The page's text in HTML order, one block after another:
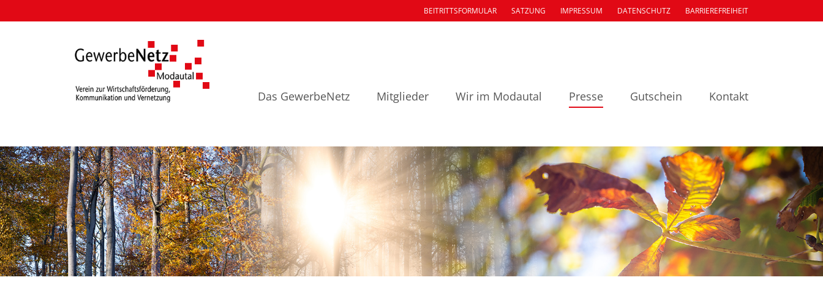
überspringen
BEITRITTSFORMULAR SATZUNG IMPRESSUM DATENSCHUTZ BARRIEREFREIHEIT
Navigation
Das GewerbeNetz Mitglieder Wir im Modautal Presse Gutschein Kontakt